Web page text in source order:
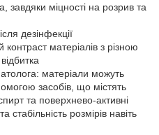
завдяки міцності на розрив та
дезінфекції
матеріалів з різною
матеріали можуть
засобів, що містять
та поверхнево-активні
стабільність розмірів навіть